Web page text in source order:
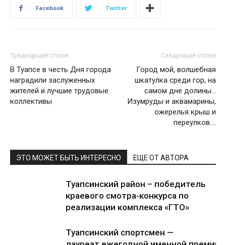
Facebook Twitter
Предыдущая статья
В Туапсе в честь Дня города
наградили заслуженных
жителей и лучшие трудовые
коллективы
Следующая статья
Город мой, волшебная
шкатулка среди гор, на
самом дне долины…
Изумруды и аквамарины,
ожерелья крыш и
переулков….
ЭТО МОЖЕТ БЫТЬ ИНТЕРЕСНО ЕЩЕ ОТ АВТОРА
Туапсинский район – победитель
краевого смотра-конкурса по
реализации комплекса «ГТО»
Туапсинский спортсмен —